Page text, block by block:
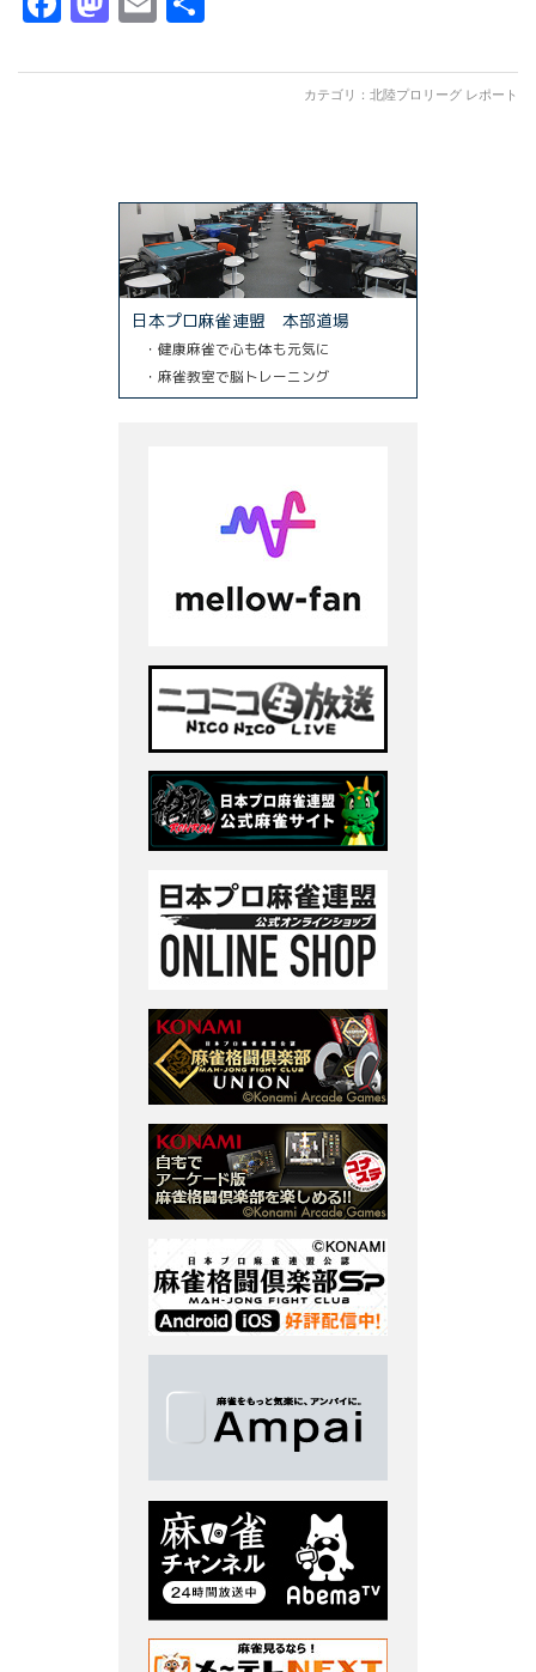
カテゴリ： 北陸プロリーグ レポート
日本プロ麻雀連盟 本部道場
・健康麻雀で心も体も元気に
・麻雀教室で脳トレーニング